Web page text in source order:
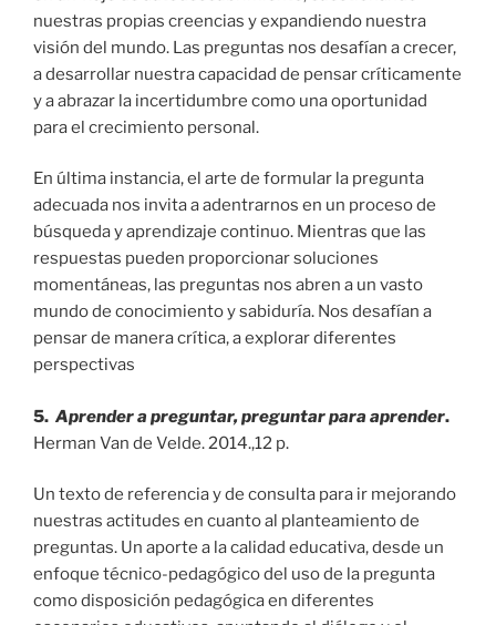
nuestras propias creencias y expandiendo nuestra
visión del mundo. Las preguntas nos desafían a crecer,
a desarrollar nuestra capacidad de pensar críticamente
y a abrazar la incertidumbre como una oportunidad
para el crecimiento personal.
En última instancia, el arte de formular la pregunta
adecuada nos invita a adentrarnos en un proceso de
búsqueda y aprendizaje continuo. Mientras que las
respuestas pueden proporcionar soluciones
momentáneas, las preguntas nos abren a un vasto
mundo de conocimiento y sabiduría. Nos desafían a
pensar de manera crítica, a explorar diferentes
perspectivas
5. Aprender a preguntar, preguntar para aprender.
Herman Van de Velde. 2014.,12 p.
Un texto de referencia y de consulta para ir mejorando
nuestras actitudes en cuanto al planteamiento de
preguntas. Un aporte a la calidad educativa, desde un
enfoque técnico-pedagógico del uso de la pregunta
como disposición pedagógica en diferentes